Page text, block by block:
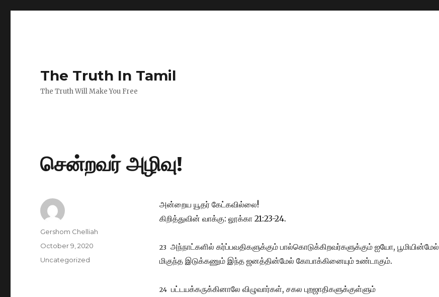
The Truth In Tamil
The Truth Will Make You Free
சென்றவர் அழிவு!
அன்றைய யூதர் கேட்கவில்லை!
கிறித்துவின் வாக்கு: லூக்கா 21:23-24.
23 அந்நாட்களில் கர்ப்பவதிகளுக்கும் பால்கொடுக்கிறவர்களுக்கும் ஐயோ, பூமியின்மேல்
மிகுந்த இடுக்கணும் இந்த ஜனத்தின்மேல் கோபாக்கினையும் உண்டாகும்.
24பட்டயக்கருக்கினாலே விழுவார்கள், சகல புறஜாதிகளுக்குள்ளும்
Author
Gershom Chelliah
Posted
October 9, 2020
Categories
Uncategorized